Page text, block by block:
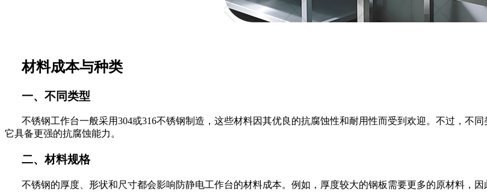
材料成本与种类
一、不同类型
不锈钢工作台一般采用304或316不锈钢制造，这些材料因其优良的抗腐蚀性和耐用性而受到欢迎。不过，不
它具备更强的抗腐蚀能力。
二、材料规格
不锈钢的厚度、形状和尺寸都会影响防静电工作台的材料成本。例如，厚度较大的钢板需要更多的原材料，因